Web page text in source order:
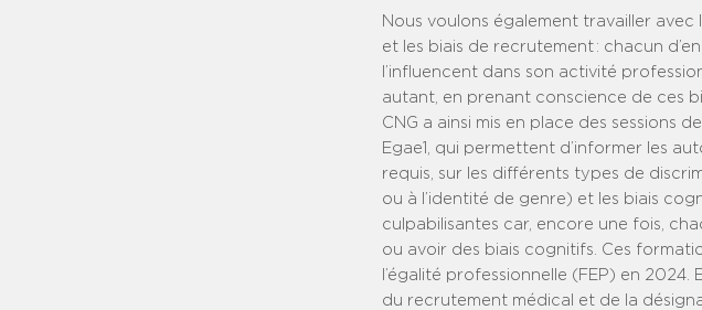
Nous voulons également travailler
et les biais de recrutement : chacun
l’influencent dans son activité
autant, en prenant conscience de ces
CNG a ainsi mis en place des sessions
Egae1, qui permettent d’informer les
requis, sur les différents types de
ou à l’identité de genre) et les biais
culpabilisantes car, encore une fois,
ou avoir des biais cognitifs. Ces
l’égalité professionnelle (FEP) en
du recrutement médical et de la